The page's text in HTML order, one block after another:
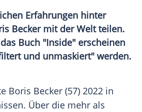
Erfahrungen hinter
Becker mit der Welt teilen.
Buch "Inside" erscheinen
und unmaskiert" werden.
Boris Becker (57) 2022 in
. Über die mehr als